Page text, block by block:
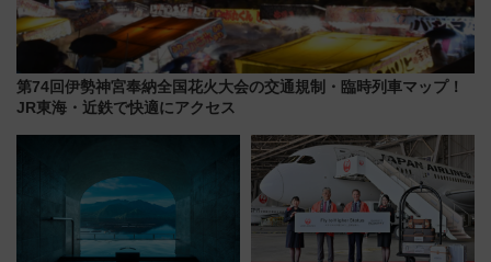
第74回伊勢神宮奉納全国花火大会の交通規制・臨時列車マップ！
JR東海・近鉄で快適にアクセス